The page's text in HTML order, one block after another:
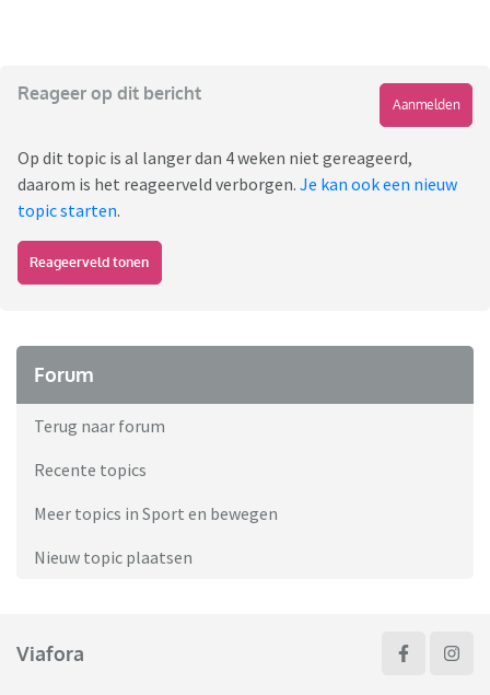
Reageer op dit bericht
Aanmelden
Op dit topic is al langer dan 4 weken niet gereageerd,
daarom is het reageerveld verborgen. Je kan ook een nieuw
topic starten.
Reageerveld tonen
Forum
Terug naar forum
Recente topics
Meer topics in Sport en bewegen
Nieuw topic plaatsen
Viafora